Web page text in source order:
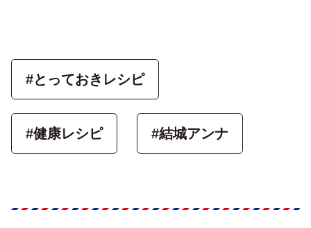
#とっておきレシピ
#健康レシピ #結城アンナ